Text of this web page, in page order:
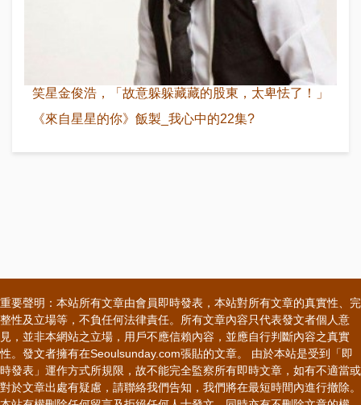
笑星金俊浩，「故意躲躲藏藏的股東，太卑怯了！」
《來自星星的你》飯製_我心中的22集?
重要聲明：本站所有文章由會員即時發表，本站對所有文章的真實性、完
整性及立場等，不負任何法律責任。所有文章內容只代表發文者個人意
見，並非本網站之立場，用戶不應信賴內容，並應自行判斷內容之真實
性。發文者擁有在Seoulsunday.com張貼的文章。 由於本站是受到「即
時發表」運作方式所規限，故不能完全監察所有即時文章，如有不適當或
對於文章出處有疑慮，請聯絡我們告知，我們將在最短時間內進行撤除。